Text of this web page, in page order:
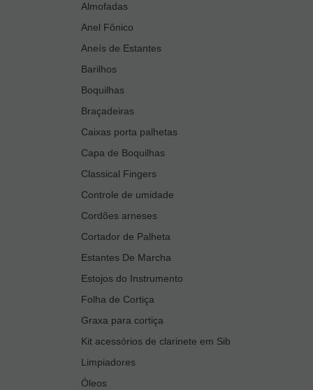
Almofadas
Anel Fônico
Aneís de Estantes
Barilhos
Boquilhas
Braçadeiras
Caixas porta palhetas
Capa de Boquilhas
Classical Fingers
Controle de umidade
Cordões arneses
Cortador de Palheta
Estantes De Marcha
Estojos do Instrumento
Folha de Cortiça
Graxa para cortiça
Kit acessórios de clarinete em Sib
Limpiadores
Óleos